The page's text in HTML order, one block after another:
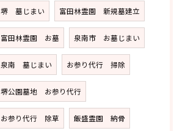
堺 墓じまい 富田林霊園 新規墓建立
富田林霊園 お墓 泉南市 お墓じまい
泉南 墓じまい お参り代行 掃除
堺公園墓地 お参り代行
お参り代行 除草 飯盛霊園 納骨